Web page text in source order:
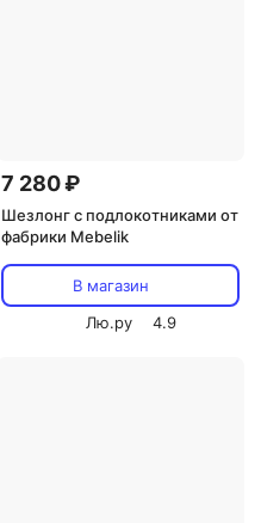
7 280 ₽
Шезлонг с подлокотниками от
фабрики Mebelik
В магазин
Лю.ру
4.9